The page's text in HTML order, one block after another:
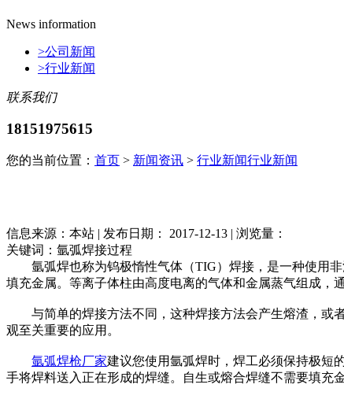
News information
>公司新闻
>行业新闻
联系我们
18151975615
您的当前位置： 首页 > 新闻资讯 > 行业新闻行业新闻
信息来源：本站 | 发布日期： 2017-12-13 | 浏览量：
关键词：氩弧焊接过程
氩弧焊也称为钨极惰性气体（TIG）焊接，是一种使用非
填充金属。等离子体柱由高度电离的气体和金属蒸气组成，
与简单的焊接方法不同，这种焊接方法会产生熔渣，或者
观至关重要的应用。
氩弧焊枪厂家建议您使用氩弧焊时，焊工必须保持极短
手将焊料送入正在形成的焊缝。自生或熔合焊缝不需要填充